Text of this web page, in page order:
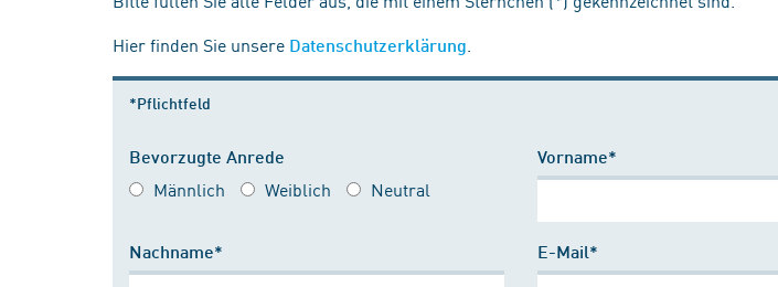
Hier finden Sie unsere Datenschutzerklärung
*Pflichtfeld
Bevorzugte Anrede
Männlich Weiblich Neutral
Vorname*
Nachname* E-Mail*